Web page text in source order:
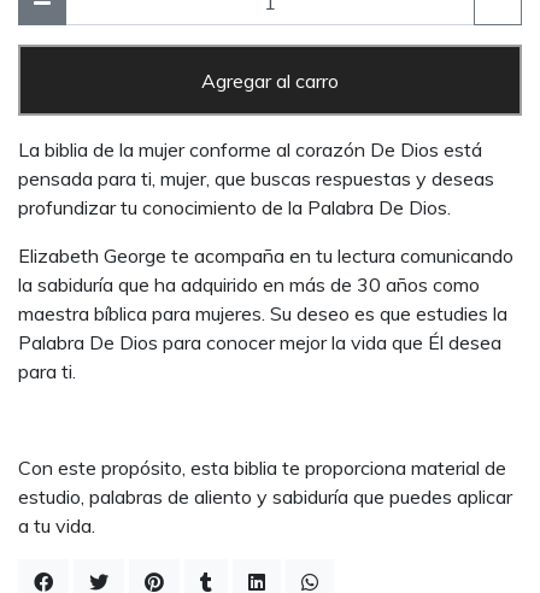
Agregar al carro
La biblia de la mujer conforme al corazón De Dios está
pensada para ti, mujer, que buscas respuestas y deseas
profundizar tu conocimiento de la Palabra De Dios.
Elizabeth George te acompaña en tu lectura comunicando
la sabiduría que ha adquirido en más de 30 años como
maestra bíblica para mujeres. Su deseo es que estudies la
Palabra De Dios para conocer mejor la vida que Él desea
para ti.
Con este propósito, esta biblia te proporciona material de
estudio, palabras de aliento y sabiduría que puedes aplicar
a tu vida.